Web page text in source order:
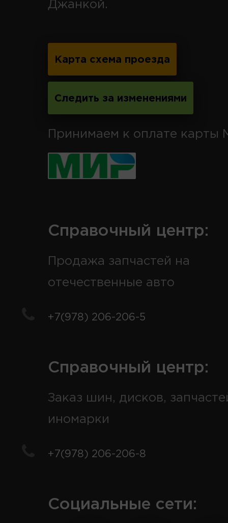
Джанкой.
Карта схема проезда
Следить за изменениями
Принимаем к оплате карты
Справочный центр:
Продажа запчастей на
отечественные авто
+7(978) 206-206-5
Справочный центр:
Заказ шин, дисков,
иномарки
+7(978) 206-206-8
Социальные сети: